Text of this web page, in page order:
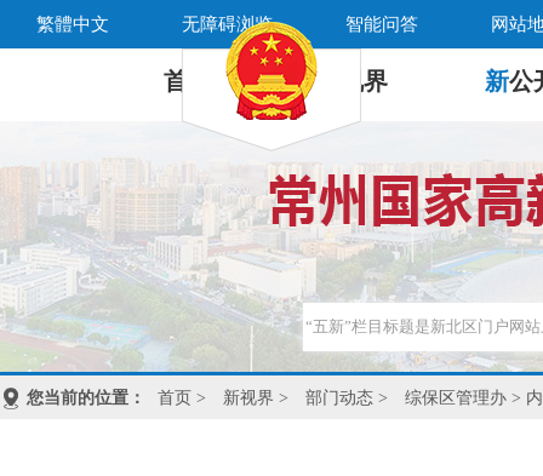
繁體中文 无障碍浏览 智能问答 网站
首 页 新 视界 新公
您当前的位置： 首页 > 新视界 > 部门动态 > 综保区管理办 >